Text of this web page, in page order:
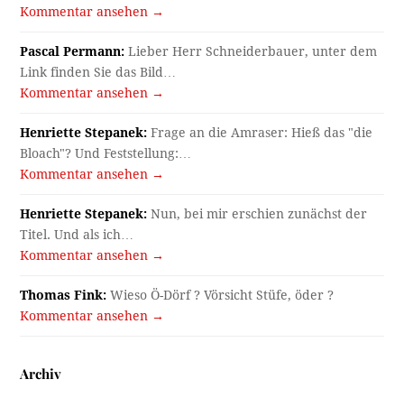
Kommentar ansehen →
Pascal Permann: Lieber Herr Schneiderbauer, unter dem
Link finden Sie das Bild…
Kommentar ansehen →
Henriette Stepanek: Frage an die Amraser: Hieß das "die
Bloach"? Und Feststellung:…
Kommentar ansehen →
Henriette Stepanek: Nun, bei mir erschien zunächst der
Titel. Und als ich…
Kommentar ansehen →
Thomas Fink: Wieso Ö-Dörf ? Vörsicht Stüfe, öder ?
Kommentar ansehen →
Archiv